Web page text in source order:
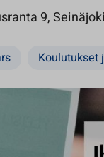
9, Seinäjoki
Koulutukset